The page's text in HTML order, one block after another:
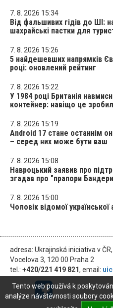
7. 8. 2026 15:34
Від фальшивих гідів до ШІ:
шахрайські пастки для
7. 8. 2026 15:26
5 найдешевших напрямків
році: оновлений рейтинг
7. 8. 2026 15:22
У 1984 році Британія
контейнер: навіщо це
7. 8. 2026 15:19
Android 17 стане останнім
– серед них може бути ваш
7. 8. 2026 15:08
Навроцький заявив про
згадав про "прапори
7. 8. 2026 15:00
Чоловік відомої
adresa: Ukrajinská iniciativa v
Vocelova 3, 120 00 Praha 2
tel.: +420/221 419 821, email:
Tento web používá k
analýze návštěvnosti soubory